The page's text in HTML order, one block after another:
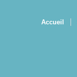
Accueil